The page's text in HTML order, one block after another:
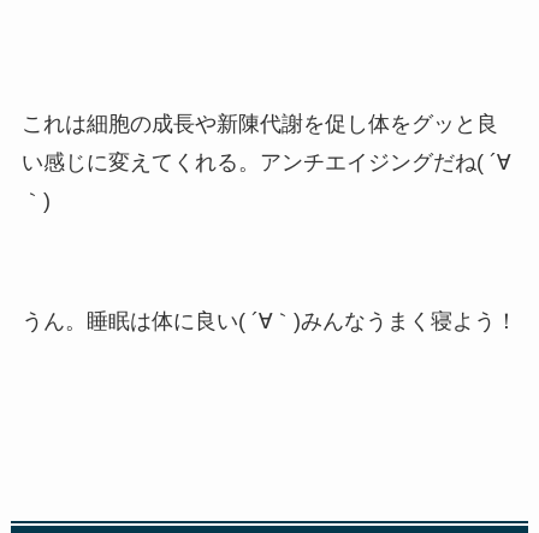
これは細胞の成長や新陳代謝を促し体をグッと良
い感じに変えてくれる。アンチエイジングだね( ´∀
｀)
うん。睡眠は体に良い( ´∀｀)みんなうまく寝よう！